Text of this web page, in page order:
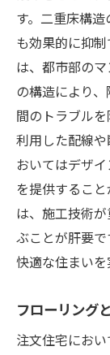
す。二重床構
も効果的に抑
は、都市部の
の構造により
間のトラブル
利用した配線
おいてはデザ
を提供するこ
は、施工技術
ぶことが肝要
快適な住まいを
フローリング
注文住宅におい